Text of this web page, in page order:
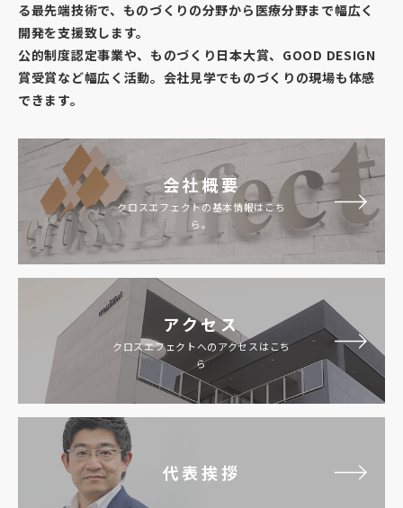
る最先端技術で、ものづくりの分野から医療分野まで幅広く
開発を支援致します。
公的制度認定事業や、ものづくり日本大賞、GOOD DESIGN
賞受賞など幅広く活動。会社見学でものづくりの現場も体感
できます。
会社概要
クロスエフェクトの基本情報はこち
ら。
アクセス
クロスエフェクトへのアクセスはこち
ら
代表挨拶